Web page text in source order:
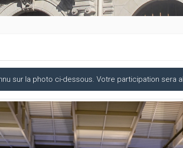
sur la photo ci-dessous. Votre participation sera